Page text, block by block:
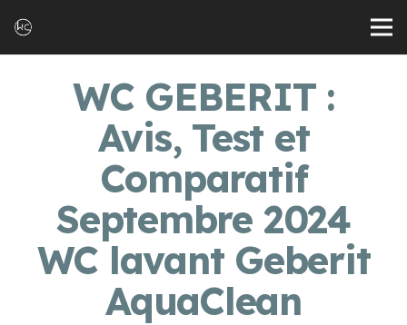
WC GEBERIT :
Avis, Test et
Comparatif
Septembre 2024
WC lavant Geberit
AquaClean